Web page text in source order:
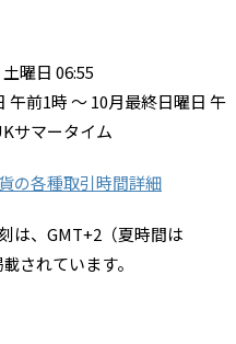
曜日 06:55
午前1時 ～ 10月最終日曜日 午
サマータイム
の各種取引時間詳細
は、GMT+2（夏時間は
されています。